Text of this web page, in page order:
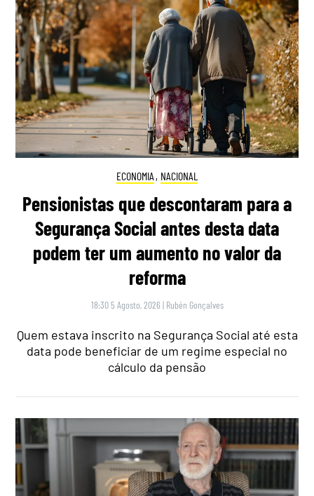
ECONOMIA , NACIONAL
Pensionistas que descontaram para a
Segurança Social antes desta data
podem ter um aumento no valor da
reforma
18:30 5 Agosto, 2026 | Rubén Gonçalves
Quem estava inscrito na Segurança Social até esta
data pode beneficiar de um regime especial no
cálculo da pensão